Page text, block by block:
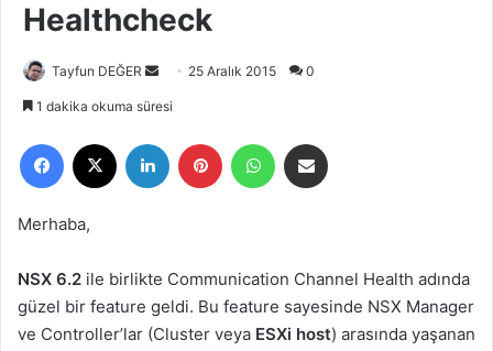
Healthcheck
Tayfun DEĞER
e
-
t
a
g
25 Aralık 2015 0
1 dakika okuma süresi
Merhaba,
NSX 6.2 ile birlikte Communication Channel Health adında
güzel bir feature geldi. Bu feature sayesinde NSX Manager
ve Controller’lar (Cluster veya ESXi host) arasında yaşanan